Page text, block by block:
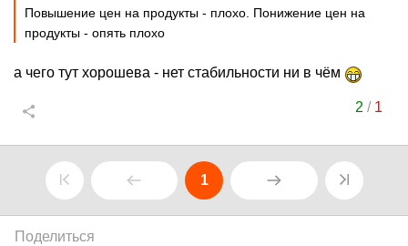
Повышение цен на продукты - плохо. Понижение цен на
продукты - опять плохо
а чего тут хорошева - нет стабильности ни в чём
2 / 1
1
Поделиться